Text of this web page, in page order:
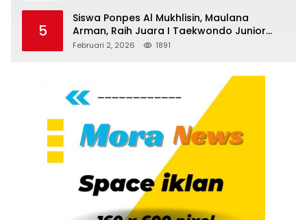
5
Siswa Ponpes Al Mukhlisin, Maulana
Arman, Raih Juara I Taekwondo Junior
Putra di Riau National Championship 2026
Februari 2, 2026 1891